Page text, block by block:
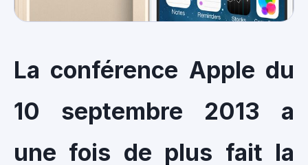
La conférence Apple du
10 septembre 2013 a
une fois de plus fait la